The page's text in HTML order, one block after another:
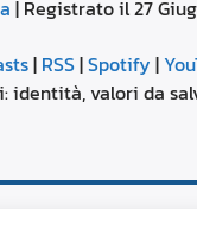
SHARE
| Registrato il 27
| RSS|Spotify |
valori da